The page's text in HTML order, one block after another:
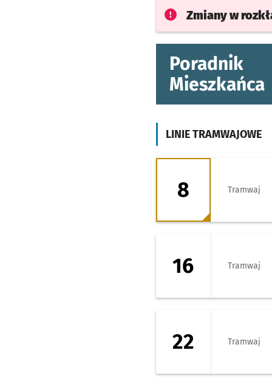
Zmiany w
Poradnik
Mieszkańca
LINIE TRAMWAJOWE
8 - kierunek
8 Tramwaj
16 Tramwaj
22 Tramwaj